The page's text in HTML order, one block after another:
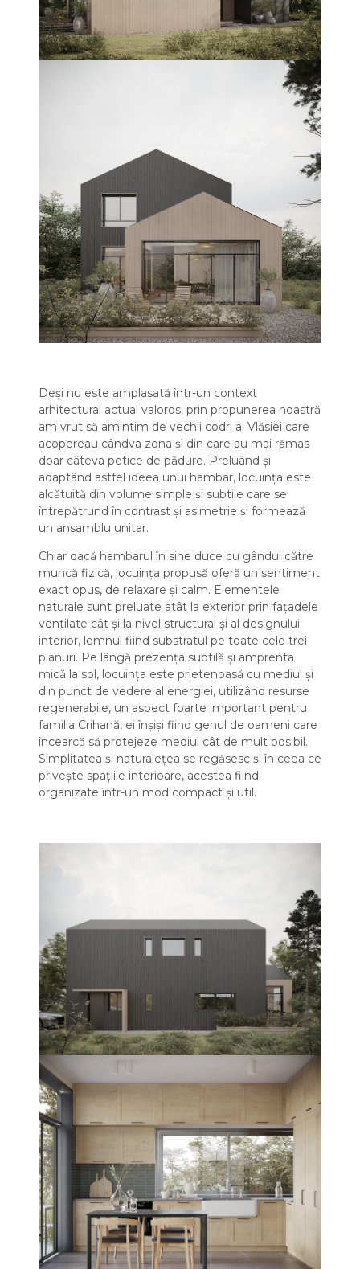
Deși nu este amplasată într-un context
arhitectural actual valoros, prin propunerea noastră
am vrut să amintim de vechii codri ai Vlăsiei care
acopereau cândva zona și din care au mai rămas
doar câteva petice de pădure. Preluând și
adaptând astfel ideea unui hambar, locuința este
alcătuită din volume simple și subtile care se
întrepătrund în contrast și asimetrie și formează
un ansamblu unitar.
Chiar dacă hambarul în sine duce cu gândul către
muncă fizică, locuința propusă oferă un sentiment
exact opus, de relaxare și calm. Elementele
naturale sunt preluate atât la exterior prin fațadele
ventilate cât și la nivel structural și al designului
interior, lemnul fiind substratul pe toate cele trei
planuri. Pe lângă prezența subtilă și amprenta
mică la sol, locuința este prietenoasă cu mediul și
din punct de vedere al energiei, utilizând resurse
regenerabile, un aspect foarte important pentru
familia Crihană, ei înșiși fiind genul de oameni care
încearcă să protejeze mediul cât de mult posibil.
Simplitatea și naturalețea se regăsesc și în ceea ce
privește spațiile interioare, acestea fiind
organizate într-un mod compact și util.